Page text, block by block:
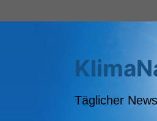
Inhalt
Täglicher